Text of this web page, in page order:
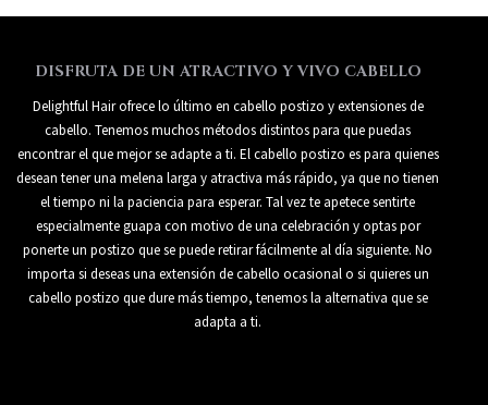
DISFRUTA DE UN ATRACTIVO Y VIVO CABELLO
Delightful Hair ofrece lo último en cabello postizo y extensiones de
cabello. Tenemos muchos métodos distintos para que puedas
encontrar el que mejor se adapte a ti. El cabello postizo es para quienes
desean tener una melena larga y atractiva más rápido, ya que no tienen
el tiempo ni la paciencia para esperar. Tal vez te apetece sentirte
especialmente guapa con motivo de una celebración y optas por
ponerte un postizo que se puede retirar fácilmente al día siguiente. No
importa si deseas una extensión de cabello ocasional o si quieres un
cabello postizo que dure más tiempo, tenemos la alternativa que se
adapta a ti.